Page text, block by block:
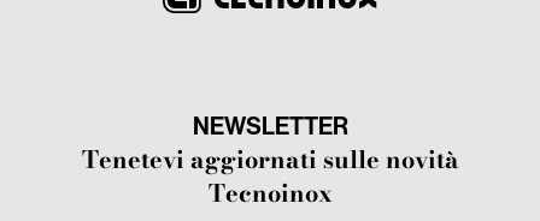
NEWSLETTER
Tenetevi aggiornati sulle novità
Tecnoinox